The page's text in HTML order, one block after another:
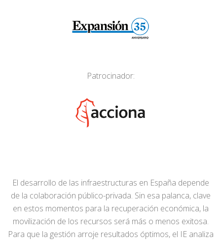
Patrocinador:
El desarrollo de las infraestructuras en España depende
de la colaboración público-privada. Sin esa palanca, clave
en estos momentos para la recuperación económica, la
movilización de los recursos será más o menos exitosa.
Para que la gestión arroje resultados óptimos, el IE analiza